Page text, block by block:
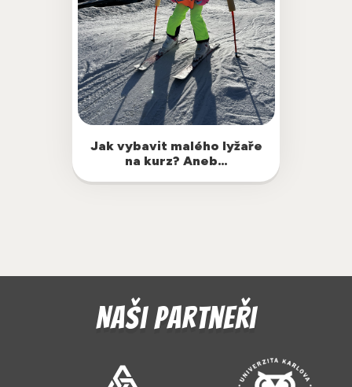
Jak vybavit malého lyžaře
na kurz? Aneb…
Oblékání sice není žádná věda, ale rádi
bychom všem rodičům malých borců
dali pár tipů, jak nejlépe vybavit
závoďáky na svah, aby jim nebyla zima,
Naši partneři